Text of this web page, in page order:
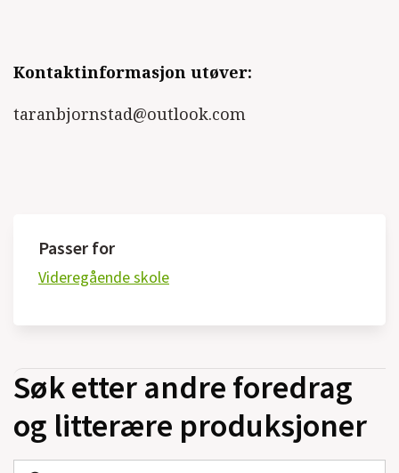
Kontaktinformasjon utøver:
taranbjornstad@outlook.com
Passer for
Videregående skole
Søk etter andre foredrag
og litterære produksjoner